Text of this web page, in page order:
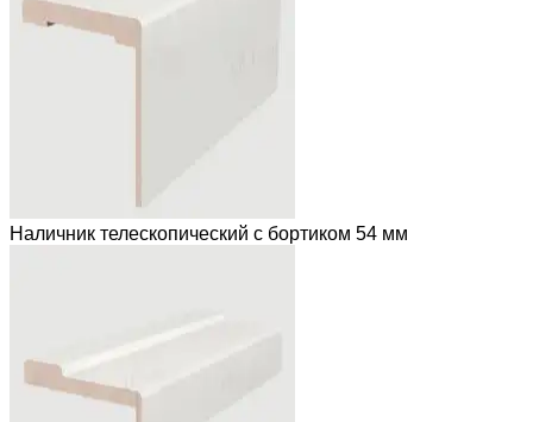
Наличник телескопический с бортиком 54 мм